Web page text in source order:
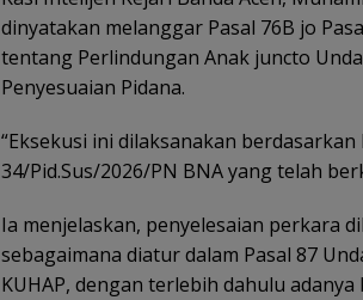
dinyatakan melanggar Pasal 76B jo
tentang Perlindungan Anak juncto
Penyesuaian Pidana.
“Eksekusi ini dilaksanakan
34/Pid.Sus/2026/PN BNA yang telah
Ia menjelaskan, penyelesaian perkara
sebagaimana diatur dalam Pasal 87
KUHAP, dengan terlebih dahulu